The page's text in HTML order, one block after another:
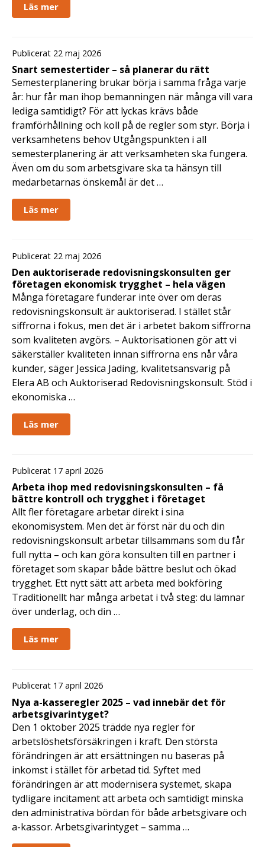
Läs mer
Publicerat 22 maj 2026
Snart semestertider – så planerar du rätt
Semesterplanering brukar börja i samma fråga varje
år: hur får man ihop bemanningen när många vill vara
lediga samtidigt? För att lyckas krävs både
framförhållning och koll på de regler som styr. Börja i
verksamhetens behov Utgångspunkten i all
semesterplanering är att verksamheten ska fungera.
Även om du som arbetsgivare ska ta hänsyn till
medarbetarnas önskemål är det …
Läs mer
Publicerat 22 maj 2026
Den auktoriserade redovisningskonsulten ger
företagen ekonomisk trygghet – hela vägen
Många företagare funderar inte över om deras
redovisningskonsult är auktoriserad. I stället står
siffrorna i fokus, men det är i arbetet bakom siffrorna
som kvaliteten avgörs. – Auktorisationen gör att vi
säkerställer kvaliteten innan siffrorna ens når våra
kunder, säger Jessica Jading, kvalitetsansvarig på
Elera AB och Auktoriserad Redovisningskonsult. Stöd i
ekonomiska …
Läs mer
Publicerat 17 april 2026
Arbeta ihop med redovisningskonsulten – få
bättre kontroll och trygghet i företaget
Allt fler företagare arbetar direkt i sina
ekonomisystem. Men det är först när du och din
redovisningskonsult arbetar tillsammans som du får
full nytta – och kan göra konsulten till en partner i
företaget som skapar både bättre beslut och ökad
trygghet. Ett nytt sätt att arbeta med bokföring
Traditionellt har många arbetat i två steg: du lämnar
över underlag, och din …
Läs mer
Publicerat 17 april 2026
Nya a-kasseregler 2025 – vad innebär det för
arbetsgivarintyget?
Den 1 oktober 2025 trädde nya regler för
arbetslöshetsförsäkringen i kraft. Den största
förändringen är att ersättningen nu baseras på
inkomst i stället för arbetad tid. Syftet med
förändringen är att modernisera systemet, skapa
tydligare incitament att arbeta och samtidigt minska
den administrativa bördan för både arbetsgivare och
a-kassor. Arbetsgivarintyget – samma …